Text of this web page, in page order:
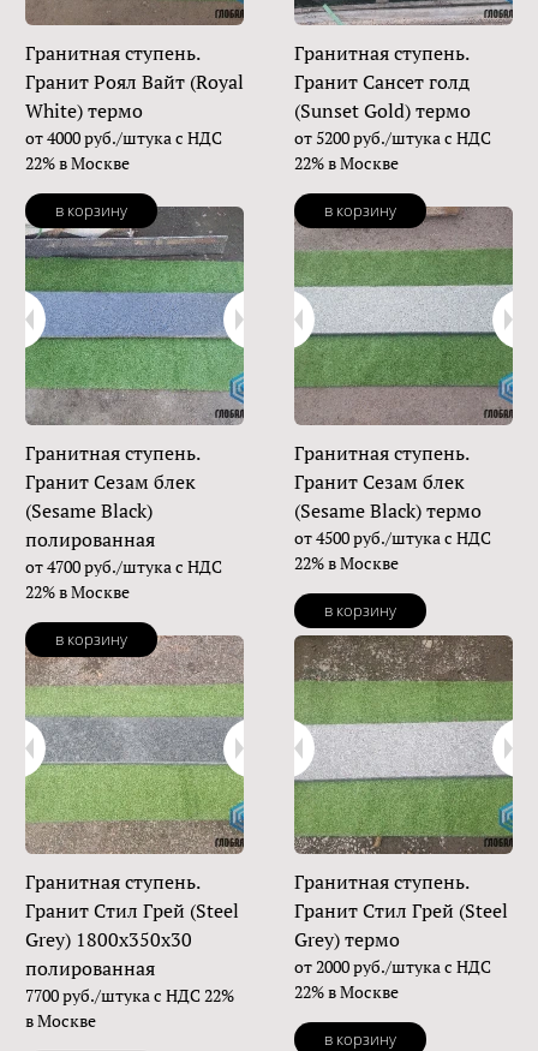
Гранитная ступень.
Гранит Роял Вайт (Royal
White) термо
от 4000 руб./штука с НДС
22% в Москве
в корзину
Гранитная ступень.
Гранит Сансет голд
(Sunset Gold) термо
от 5200 руб./штука с НДС
22% в Москве
в корзину
Гранитная ступень.
Гранит Сезам блек
(Sesame Black)
полированная
от 4700 руб./штука с НДС
22% в Москве
в корзину
Гранитная ступень.
Гранит Сезам блек
(Sesame Black) термо
от 4500 руб./штука с НДС
22% в Москве
в корзину
Гранитная ступень.
Гранит Стил Грей (Steel
Grey) 1800х350х30
полированная
7700 руб./штука с НДС 22%
в Москве
Гранитная ступень.
Гранит Стил Грей (Steel
Grey) термо
от 2000 руб./штука с НДС
22% в Москве
в корзину